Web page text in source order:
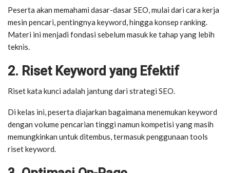
Peserta akan memahami dasar-dasar SEO, mulai dari cara kerja
mesin pencari, pentingnya keyword, hingga konsep ranking.
Materi ini menjadi fondasi sebelum masuk ke tahap yang lebih
teknis.
2. Riset Keyword yang Efektif
Riset kata kunci adalah jantung dari strategi SEO.
Di kelas ini, peserta diajarkan bagaimana menemukan keyword
dengan volume pencarian tinggi namun kompetisi yang masih
memungkinkan untuk ditembus, termasuk penggunaan tools
riset keyword.